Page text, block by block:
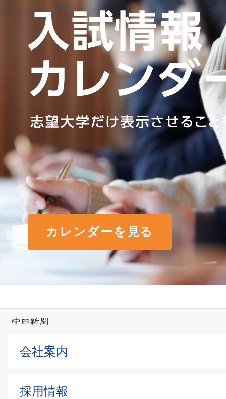
カレンダーを見る
会社案内
採用情報